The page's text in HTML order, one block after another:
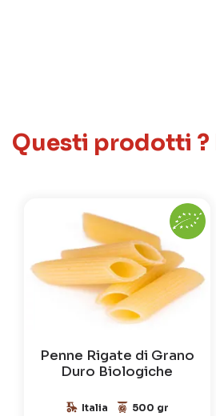
Questi prodotti
Penne Rigate di Grano
Duro Biologiche
Italia 500 gr